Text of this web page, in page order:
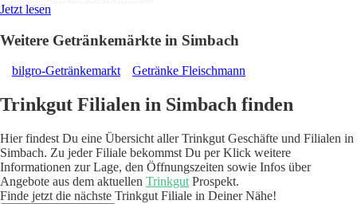
Jetzt lesen
Weitere Getränkemärkte in Simbach
bilgro-Getränkemarkt Getränke Fleischmann
Trinkgut Filialen in Simbach finden
Hier findest Du eine Übersicht aller Trinkgut Geschäfte und Filialen in
Simbach. Zu jeder Filiale bekommst Du per Klick weitere
Informationen zur Lage, den Öffnungszeiten sowie Infos über
Angebote aus dem aktuellen Trinkgut Prospekt.
Finde jetzt die nächste Trinkgut Filiale in Deiner Nähe!